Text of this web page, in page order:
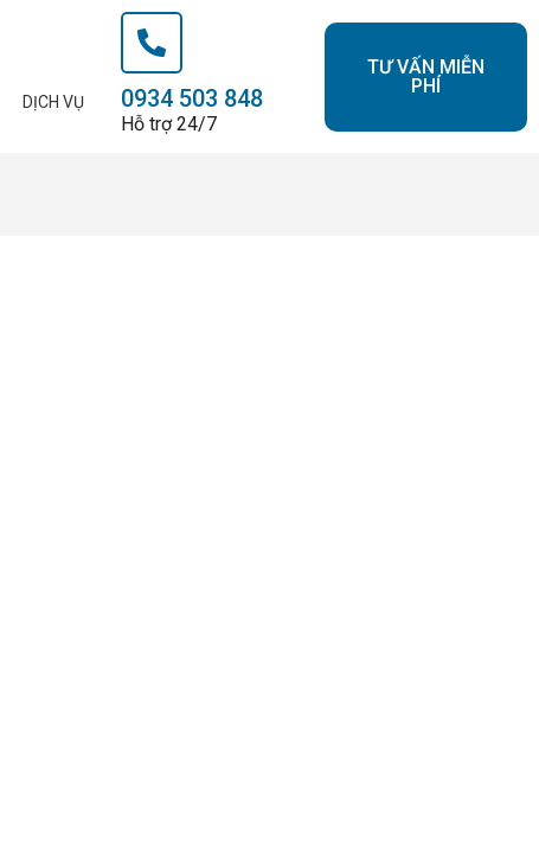
DỊCH VỤ 0934 503 848
Hỗ trợ 24/7
TƯ VẤN MIỄN
PHÍ